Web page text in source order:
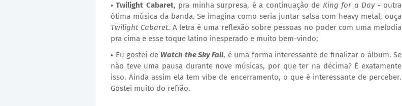
Twilight Cabaret, pra minha surpresa, é a continuação de King for a Day- outra
ótima música da banda. Se imagina como seria juntar salsa com heavy metal, ouça
Twilight Cabaret. A letra é uma reflexão sobre pessoas no poder com uma melodia
pra cima e esse toque latino inesperado e muito bem-vindo;
Eu gostei de Watch the Sky Fall, é uma forma interessante de finalizar o álbum. Se
não teve uma pausa durante nove músicas, por que ter na décima? É exatamente
isso. Ainda assim ela tem vibe de encerramento, o que é interessante de perceber.
Gostei muito do refrão.